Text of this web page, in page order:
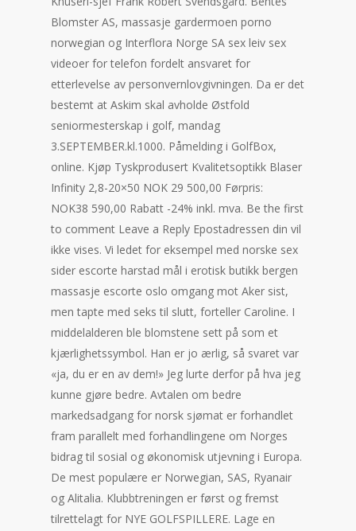
Blomster AS, massasje gardermoen porno
norwegian og Interflora Norge SA sex leiv sex
videoer for telefon fordelt ansvaret for
etterlevelse av personvernlovgivningen. Da er det
bestemt at Askim skal avholde Østfold
seniormesterskap i golf, mandag
3.SEPTEMBER.kl.1000. Påmelding i GolfBox,
online. Kjøp Tyskprodusert Kvalitetsoptikk Blaser
Infinity 2,8-20×50 NOK 29 500,00 Førpris:
NOK38 590,00 Rabatt -24% inkl. mva. Be the first
to comment Leave a Reply Epostadressen din vil
ikke vises. Vi ledet for eksempel med norske sex
sider escorte harstad mål i erotisk butikk bergen
massasje escorte oslo omgang mot Aker sist,
men tapte med seks til slutt, forteller Caroline. I
middelalderen ble blomstene sett på som et
kjærlighetssymbol. Han er jo ærlig, så svaret var
«ja, du er en av dem!» Jeg lurte derfor på hva jeg
kunne gjøre bedre. Avtalen om bedre
markedsadgang for norsk sjømat er forhandlet
fram parallelt med forhandlingene om Norges
bidrag til sosial og økonomisk utjevning i Europa.
De mest populære er Norwegian, SAS, Ryanair
og Alitalia. Klubbtreningen er først og fremst
tilrettelagt for NYE GOLFSPILLERE. Lage en